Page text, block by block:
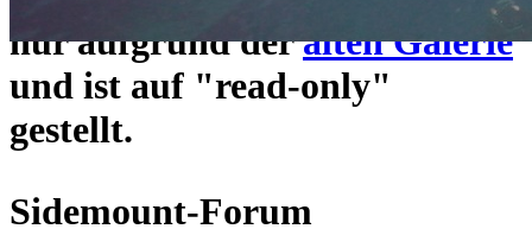
nur aufgrund deralten Galerie
und ist auf "read-only"
gestellt.
Sidemount-Forum